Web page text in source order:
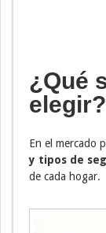
¿Qué
elegir?
En el mercado
y tipos de
de cada hogar.